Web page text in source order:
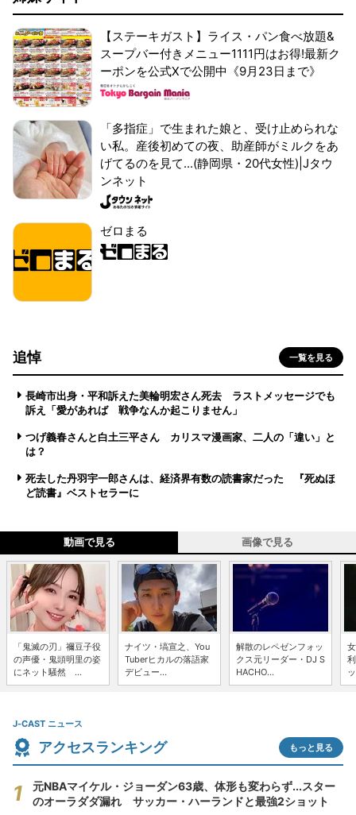
【ステーキガスト】ライス・パン食べ放題&
スープバー付きメニュー1111円はお得!最新ク
ーポンを公式Xで公開中《9月23日まで》
「多指症」で生まれた娘と、受け止められな
い私。産後初めての夜、助産師がミルクをあ
げてるのを見て...(静岡県・20代女性)|Jタウ
ンネット
ゼロまる
追悼 一覧を見る
長崎市出身・平和訴えた美輪明宏さん死去 ラストメッセージでも
訴え「愛があれば 戦争なんか起こりません」
つげ義春さんと白土三平さん カリスマ漫画家、二人の「違い」と
は？
死去した丹羽宇一郎さんは、経済界有数の読書家だった 『死ぬほ
ど読書』ベストセラーに
動画で見る 画像で見る
「鬼滅の刃」禰豆子役
の声優・鬼頭明里の姿
にネット騒然 ...
ナイツ・塙宣之、You
Tuberヒカルの落語家
デビュー...
解散のレペゼンフォッ
クス元リーダー・DJ S
HACHO...
J-CAST ニュース
アクセスランキング もっと見る
元NBAマイケル・ジョーダン63歳、体形も変わらず...スター
のオーラダダ漏れ サッカー・ハーランドと最強2ショット